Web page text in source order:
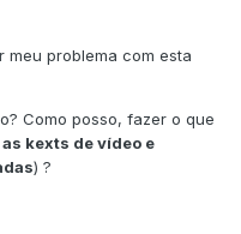
meu problema com esta
Como posso, fazer o que
kexts de vídeo e
) ?